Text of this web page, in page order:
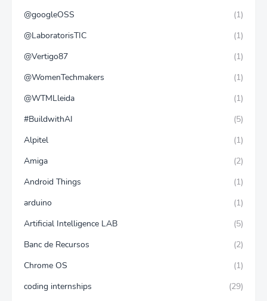
@googleOSS
(1)
@LaboratorisTIC
(1)
@Vertigo87
(1)
@WomenTechmakers
(1)
@WTMLleida
(1)
#BuildwithAI
(5)
Alpitel
(1)
Amiga
(2)
Android Things
(1)
arduino
(1)
Artificial Intelligence LAB
(5)
Banc de Recursos
(2)
Chrome OS
(1)
coding internships
(29)